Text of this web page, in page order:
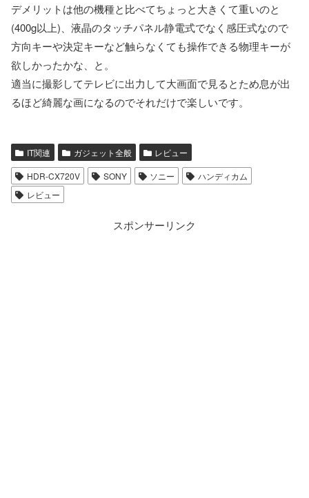
デメリットは他の機種と比べてちょっと大きくて重いのと
(400g以上)、液晶のタッチパネル静電式でなく感圧式なので
方向キーや決定キーなど触らなくても操作できる物理キーが
欲しかったかな、と。
適当に撮影してテレビに出力して大画面で見るとため息が出
るほど綺麗な画になるのでそれだけで楽しいです。
IT関連 ガジェット全般 レビュー
HDR-CX720V SONY ソニー
ハンディカム
レビュー
スポンサーリンク